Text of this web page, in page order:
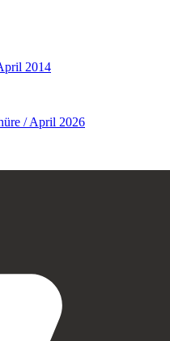
2014
/ April 2026